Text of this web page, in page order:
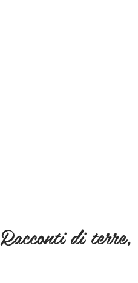
Racconti di terre,